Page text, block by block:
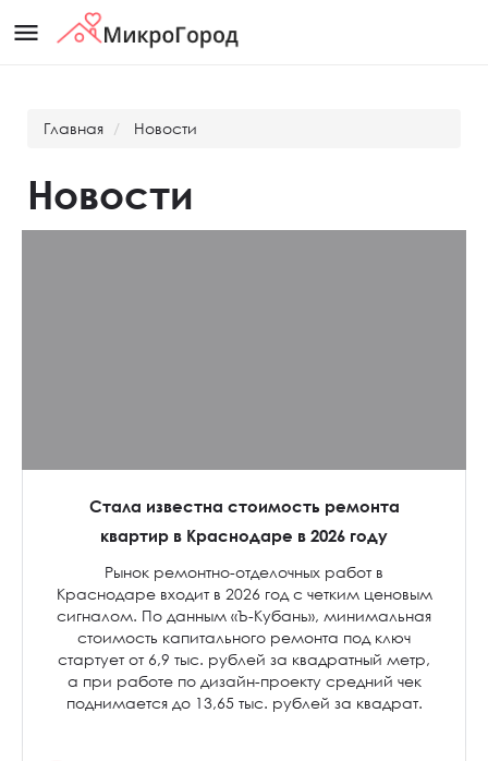
menu
Главная Новости
Новости
Стала известна стоимость ремонта
квартир в Краснодаре в 2026 году
Рынок ремонтно-отделочных работ в
Краснодаре входит в 2026 год с четким ценовым
сигналом. По данным «Ъ-Кубань», минимальная
стоимость капитального ремонта под ключ
стартует от 6,9 тыс. рублей за квадратный метр,
а при работе по дизайн-проекту средний чек
поднимается до 13,65 тыс. рублей за квадрат.